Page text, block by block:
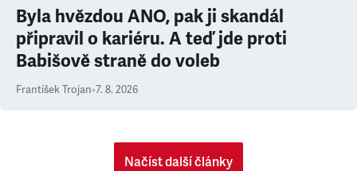
Byla hvězdou ANO, pak ji skandál
připravil o kariéru. A teď jde proti
Babišově straně do voleb
František Trojan•7. 8. 2026
Načíst další články